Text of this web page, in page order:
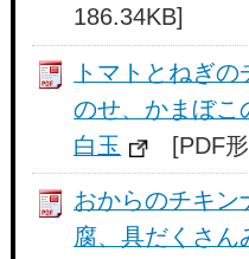
186.34KB]
トマトとねぎ
のせ、かまぼこ
白玉
[PDF
おからのチキン
腐、具だくさ